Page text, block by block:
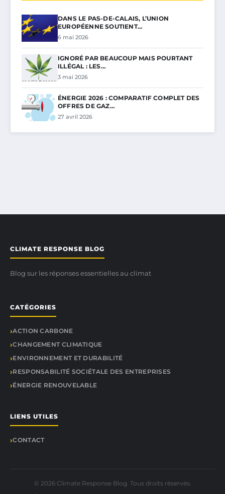
DANS LE PAS-DE-CALAIS, L’UNION
EUROPÉENNE SOUTIENT…
6 mai 2026
IGNORÉ PAR BEAUCOUP MAIS POURTANT
ILLÉGAL : LES…
3 mai 2026
ÉNERGIE 2026 : COMPARATIF COMPLET DES
OFFRES DE GAZ…
27 avril 2026
CLIMATE RESPONSE BLOG
Blog sur les réponses essentielles au climat
CATÉGORIES
ACTION CARBONE
CHANGEMENT CLIMATIQUE
ENVIRONNEMENT ET DURABILITÉ
RESPONSABILITÉ SOCIÉTALE DES ENTREPRISES
ÉNERGIE RENOUVELABLE
LIENS UTILES
CONTACT
© 2026 Climate Response Blog. Tous droits réservés.